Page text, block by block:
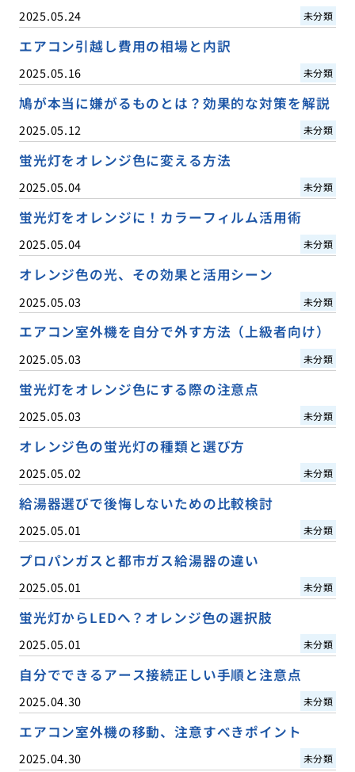
2025.05.24 未分類
エアコン引越し費用の相場と内訳
2025.05.16 未分類
鳩が本当に嫌がるものとは？効果的な対策を解説
2025.05.12 未分類
蛍光灯をオレンジ色に変える方法
2025.05.04 未分類
蛍光灯をオレンジに！カラーフィルム活用術
2025.05.04 未分類
オレンジ色の光、その効果と活用シーン
2025.05.03 未分類
エアコン室外機を自分で外す方法（上級者向け）
2025.05.03 未分類
蛍光灯をオレンジ色にする際の注意点
2025.05.03 未分類
オレンジ色の蛍光灯の種類と選び方
2025.05.02 未分類
給湯器選びで後悔しないための比較検討
2025.05.01 未分類
プロパンガスと都市ガス給湯器の違い
2025.05.01 未分類
蛍光灯からLEDへ？オレンジ色の選択肢
2025.05.01 未分類
自分でできるアース接続正しい手順と注意点
2025.04.30 未分類
エアコン室外機の移動、注意すべきポイント
2025.04.30 未分類